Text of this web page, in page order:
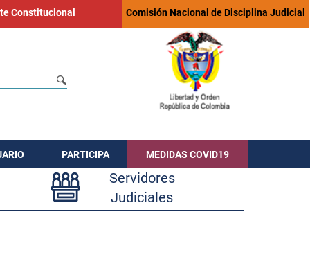
Constitucional Comisión Nacional de Disciplina Judicial
PARTICIPA MEDIDAS COVID19
Servidores
Judiciales